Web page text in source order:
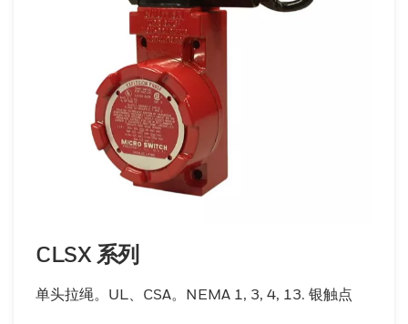
CLSX 系列
单头拉绳。UL、CSA。NEMA 1, 3, 4, 13. 银触点